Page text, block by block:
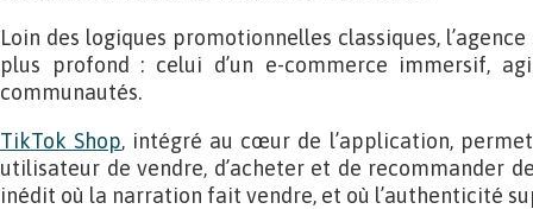
Loin des logiques promotionnelles classiques,
plus profond : celui d’un e-commerce immersif,
communautés.
TikTok Shop, intégré au cœur de l’application,
utilisateur de vendre, d’acheter et de recommander
inédit où la narration fait vendre, et où l’authenticité